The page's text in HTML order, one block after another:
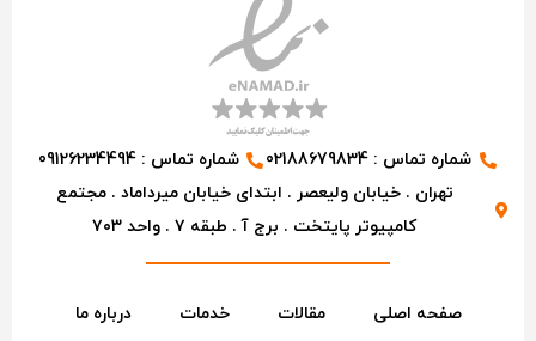
شماره تماس : 02188679834
شماره تماس : 09126234494
تهران . خیابان ولیعصر . ابتدای خیابان میرداماد . مجتمع
کامپیوتر پایتخت . برج آ . طبقه ۷ . واحد ۷۰۳
صفحه اصلی مقالات خدمات درباره ما